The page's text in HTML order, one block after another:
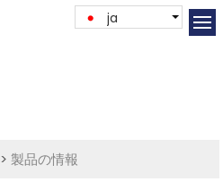
ja
>製品の情報